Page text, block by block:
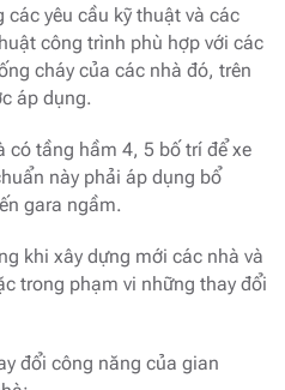
yêu cầu kỹ thuật và các
công trình phù hợp với các
cháy của các nhà đó, trên
áp dụng.
có tầng hầm 4, 5 bố trí để xe
này phải áp dụng bổ
gara ngầm.
khi xây dựng mới các nhà và
trong phạm vi những thay đổi
đổi công năng của gian